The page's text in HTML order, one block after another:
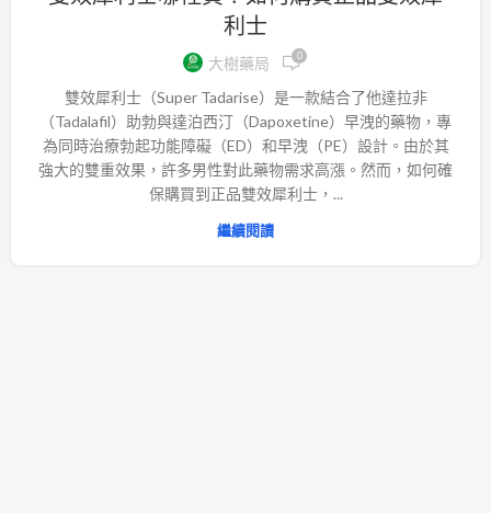
利士
大樹藥局 0
雙效犀利士（Super Tadarise）是一款結合了他達拉非
（Tadalafil）助勃與達泊西汀（Dapoxetine）早洩的藥物，專
為同時治療勃起功能障礙（ED）和早洩（PE）設計。由於其
強大的雙重效果，許多男性對此藥物需求高漲。然而，如何確
保購買到正品雙效犀利士，...
繼續閱讀